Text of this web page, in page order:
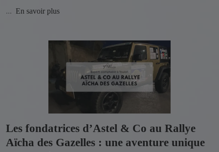
... En savoir plus
Les fondatrices d’Astel & Co au Rallye
Aïcha des Gazelles : une aventure unique